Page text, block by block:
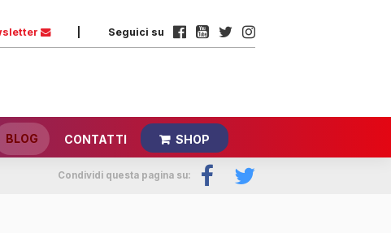
Seguici su
BLOG CONTATTI SHOP
Condividi questa pagina su: